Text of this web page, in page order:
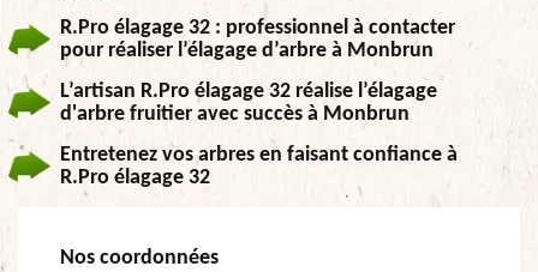
R.Pro élagage 32 : professionnel à contacter
pour réaliser l’élagage d’arbre à Monbrun
L’artisan R.Pro élagage 32 réalise l’élagage
d'arbre fruitier avec succès à Monbrun
Entretenez vos arbres en faisant confiance à
R.Pro élagage 32
Nos coordonnées